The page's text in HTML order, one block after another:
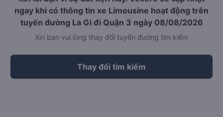
ngay khi có thông tin xe Limousine hoạt động trên
tuyến đường La Gi đi Quận 3 ngày 08/08/2026
Xin bạn vui lòng thay đổi tuyến đường tìm kiếm
Thay đổi tìm kiếm